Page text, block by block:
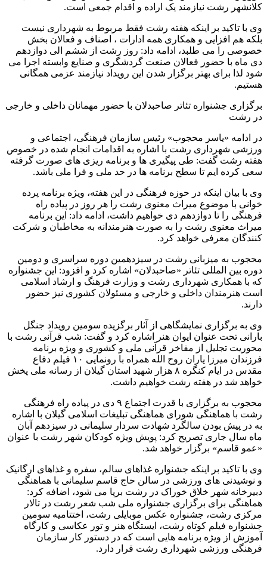
کلانشهر رشت نیازمند یک اراده و اقدام جمعی است.
وی با تاکید بر اینکه هفته رشت فقط مربوط به شهرداری نیست
بلکه هم افزایی و همکاری همه ادارات ، اصناف و فعالان بخش
خصوصی را می طلبد، ادامه داد: روز رشت از ششم الی دوازدهم
دی ماه با حضور فعالان صنعت گردشگری و صنایع وابسته اجرا می
شود لذا برای بهتر برگزار شدن این رویداد نیازمند عزمی همگانی
هستیم.
برگزاری جشنواره تئاتر صاحبدلان با حضور مهمانان داخلی و خارجی
در رشت
در ادامه «یاسر محجوب» رئیس سازمان فرهنگی، اجتماعی و
ورزشی شهرداری رشت با اشاره به اقدامات انجام شده در خصوص
هفته رشت گفت: طی پیگیری ها و برنامه ریزی های صورت گرفته
سعی کرده ایم تا سطح برنامه ها در حد ملی و فرا ملی باشد.
وی با بیان اینکه در حوزه فرهنگی در این هفته، ویژه برنامه پرده
خوانی با موضوع میراث معنوی رشت را هر روز در پیاده راه
فرهنگی را تا دوازدهم دی خواهیم داشت، ادامه داد: این برنامه
میراث معنوی رشت را به صورت هنرمندانه به مخاطبان و شرکت
کنندگان معرفی خواهد کرد.
محجوب به میزبانی رشت در سیزدهمین دوره سراسری و دومین
دوره بین المللی تئاتر «صاحبدلان» اشاره کرد و افزود: این جشنواره
که با همکاری شهرداری رشت و وزارت فرهنگ و ارشاد اسلامی
است هنرمندان داخلی و خارجی و مسئولان کشوری نیز حضور
دارند.
وی به برگزاری نمایشگاهی از آثار برگزیده سومین رویداد جنگل
بارانی تحت عنوان ایوان هنر اشاره کرد و گفت: شب قرآنی رشت با
محوریت تجلیل از مفاخر قرآنی ملی و کشوری و ویژه برنامه
فرزندان میرزا یاران روح الله همراه با رونمایی ۱۰ فیلم دفاع
مقدس در ایام کنگره ۸ هزار شهید استان گیلان از رسانه ملی پخش
خواهد شد در هفته رشت خواهیم داشت.
محجوب به برگزاری با قدرت اجتماع ۹ دی در پیاده راه فرهنگی
رشت با هماهنگی شورای هماهنگی تبلیغات اسلامی گیلان با اشاره
به در پیش بودن سالگرد شهادت سردار سلیمانی در سیزدهم آبان
ماه سال جاری تصریح کرد: پویش ویژه کودکان شهر رشت با عنوان
«عمو قاسم» برگزار خواهد شد.
وی با تاکید بر اینکه جشنواره غذاهای سالم، سفره و غذاهای ارگانیک
و نوشیدنی های ورزشی در سالن حاج قاسم سلیمانی با هماهنگی
دبیرخانه شهر خلاق خوراک در رشت برپا می شود، اضافه کرد:
هماهنگی برای برگزاری جشنواره ملی شب شعر رشت در تالار
مرکزی رشت، جشنواره عکس موبایلی رشت، اختتامیه سومین
جشنواره فیلم کوتاه رشت، ایستگاه هنر و تور عکاسی و کارگاه
آموزش از ویژه برنامه هایی است که در دستور کار سازمان
فرهنگی ورزشی شهرداری رشت قرار دارد.